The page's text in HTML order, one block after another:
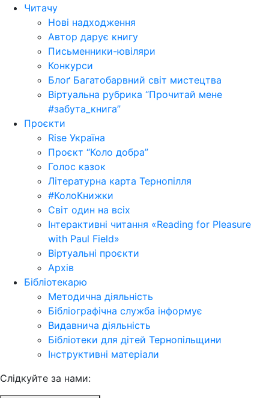
Читачу
Нові надходження
Автор дарує книгу
Письменники-ювіляри
Конкурси
Блоґ Багатобарвний світ мистецтва
Віртуальна рубрика “Прочитай мене
#забута_книга”
Проєкти
Rise Україна
Проєкт “Коло добра”
Голос казок
Літературна карта Тернопілля
#КолоКнижки
Світ один на всіх
Інтерактивні читання «Reading for Pleasure
with Paul Field»
Віртуальні проєкти
Архів
Бібліотекарю
Методична діяльність
Бібліографічна служба інформує
Видавнича діяльність
Бібліотеки для дітей Тернопільщини
Інструктивні матеріали
Cлідкуйте за нами: